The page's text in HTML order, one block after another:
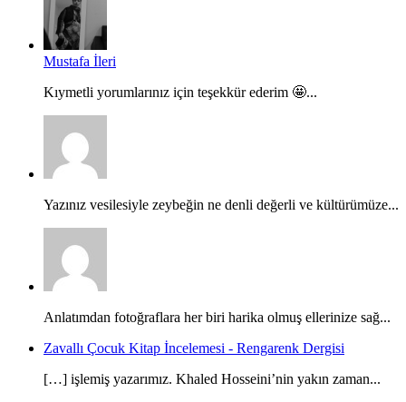
Mustafa İleri
Kıymetli yorumlarınız için teşekkür ederim 🤩...
Yazınız vesilesiyle zeybeğin ne denli değerli ve kültürümüze...
Anlatımdan fotoğraflara her biri harika olmuş ellerinize sağ...
Zavallı Çocuk Kitap İncelemesi - Rengarenk Dergisi
[…] işlemiş yazarımız. Khaled Hosseini’nin yakın zaman...